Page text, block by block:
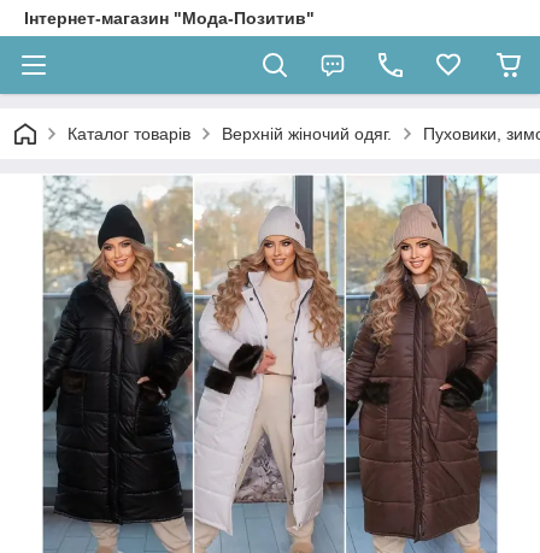
Інтернет-магазин "Мода-Позитив"
Каталог товарів Верхній жіночий одяг. Пуховики,